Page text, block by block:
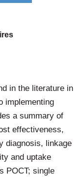
in the literature in
implementing
a summary of
effectiveness,
diagnosis, linkage
and uptake
POCT; single